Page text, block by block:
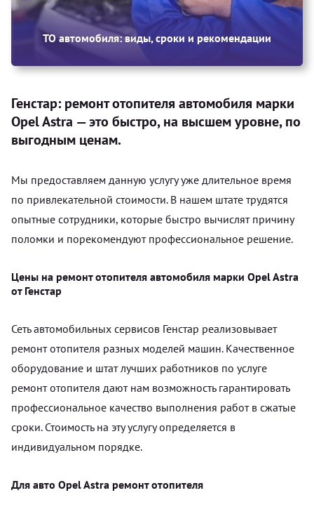
ТО автомобиля: виды, сроки и рекомендации
Генстар: ремонт отопителя автомобиля марки
Opel Astra — это быстро, на высшем уровне, по
выгодным ценам.
Мы предоставляем данную услугу уже длительное время
по привлекательной стоимости. В нашем штате трудятся
опытные сотрудники, которые быстро вычислят причину
поломки и порекомендуют профессиональное решение.
Цены на ремонт отопителя автомобиля марки Opel Astra
от Генстар
Сеть автомобильных сервисов Генстар реализовывает
ремонт отопителя разных моделей машин. Качественное
оборудование и штат лучших работников по услуге
ремонт отопителя дают нам возможность гарантировать
профессиональное качество выполнения работ в сжатые
сроки. Стоимость на эту услугу определяется в
индивидуальном порядке.
Для авто Opel Astra ремонт отопителя